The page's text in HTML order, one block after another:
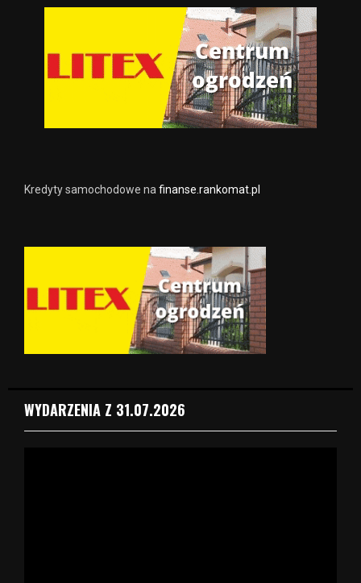
Kredyty samochodowe na finanse.rankomat.pl
WYDARZENIA Z 31.07.2026